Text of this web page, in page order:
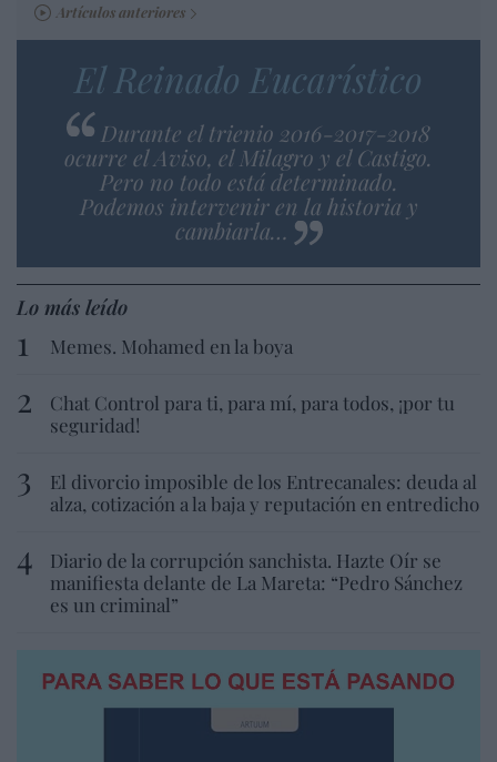
Artículos anteriores
El Reinado Eucarístico
Durante el trienio 2016-2017-2018
ocurre el Aviso, el Milagro y el Castigo.
Pero no todo está determinado.
Podemos intervenir en la historia y
cambiarla…
Lo más leído
Memes. Mohamed en la boya
Chat Control para ti, para mí, para todos, ¡por tu
seguridad!
El divorcio imposible de los Entrecanales: deuda al
alza, cotización a la baja y reputación en entredicho
Diario de la corrupción sanchista. Hazte Oír se
manifiesta delante de La Mareta: “Pedro Sánchez
es un criminal”